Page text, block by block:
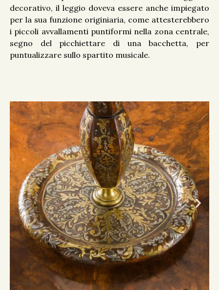
decorativo, il leggio doveva essere anche impiegato
per la sua funzione originiaria, come attesterebbero
i piccoli avvallamenti puntiformi nella zona centrale,
segno del picchiettare di una bacchetta, per
puntualizzare sullo spartito musicale.